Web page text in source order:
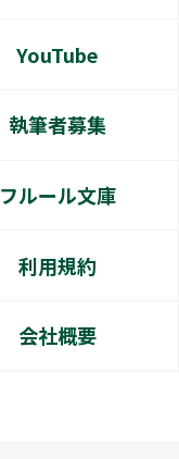
YouTube
執筆者募集
フルール文庫
利用規約
会社概要